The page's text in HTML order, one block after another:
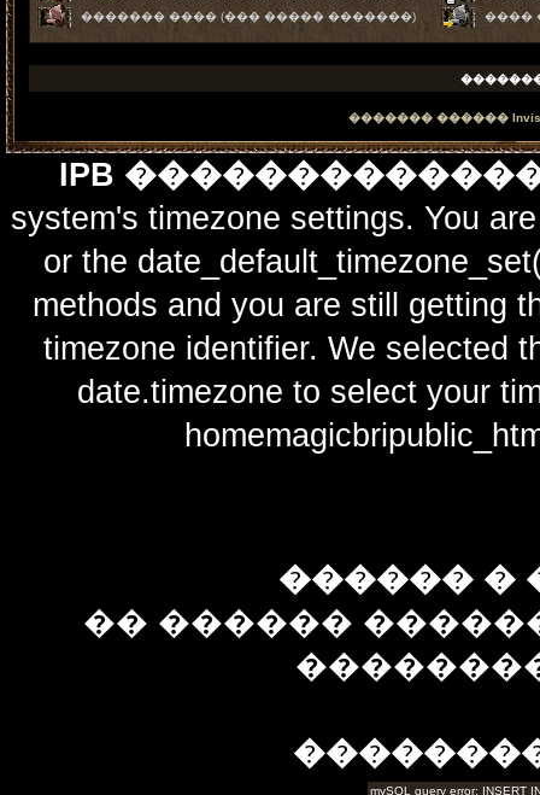
������� ���� (��� ����� �������)
����
������� ������
IPB
system's timezone settings. You
or the
methods and you are still getting
timezone identifier. We selected
date.timezone to select
������ �
�� ������